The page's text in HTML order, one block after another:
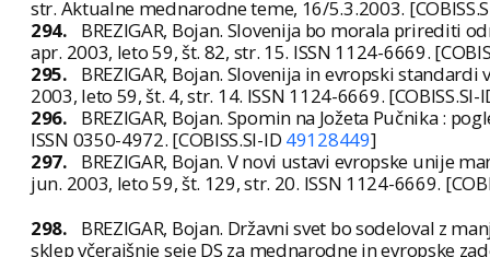
str. Aktualne mednarodne teme, 16/5.3.2003.
294.
BREZIGAR, Bojan. Slovenija bo morala prirediti
apr. 2003, leto 59, št. 82, str. 15. ISSN 1124-6669.
295.
BREZIGAR, Bojan. Slovenija in evropski
2003, leto 59, št. 4, str. 14. ISSN 1124-6669. [COBISS.SI-
296.
BREZIGAR, Bojan. Spomin na Jožeta Pučnika :
ISSN 0350-4972. [COBISS.SI-ID 49128449]
297.
BREZIGAR, Bojan. V novi ustavi evropske unije
jun. 2003, leto 59, št. 129, str. 20. ISSN 1124-6669.
298.
BREZIGAR, Bojan. Državni svet bo sodeloval z
sklep včerajšnje seje DS za mednarodne in evropske